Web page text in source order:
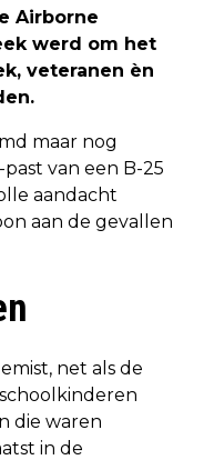
Airborne
werd om het
veteranen èn
maar nog
van een B-25
aandacht
aan de gevallen
net als de
die waren
in de